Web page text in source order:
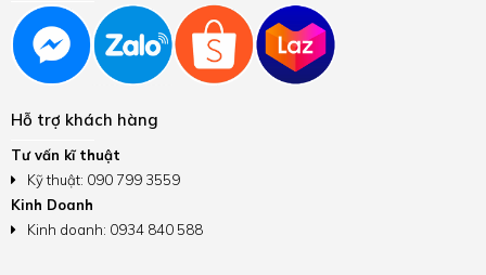
Hỗ trợ khách hàng
Tư vấn kĩ thuật
Kỹ thuật: 090 799 3559
Kinh Doanh
Kinh doanh: 0934 840 588